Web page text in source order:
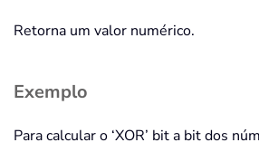
Retorna um valor numérico.
Exemplo
Para calcular o ‘XOR’ bit a bit dos